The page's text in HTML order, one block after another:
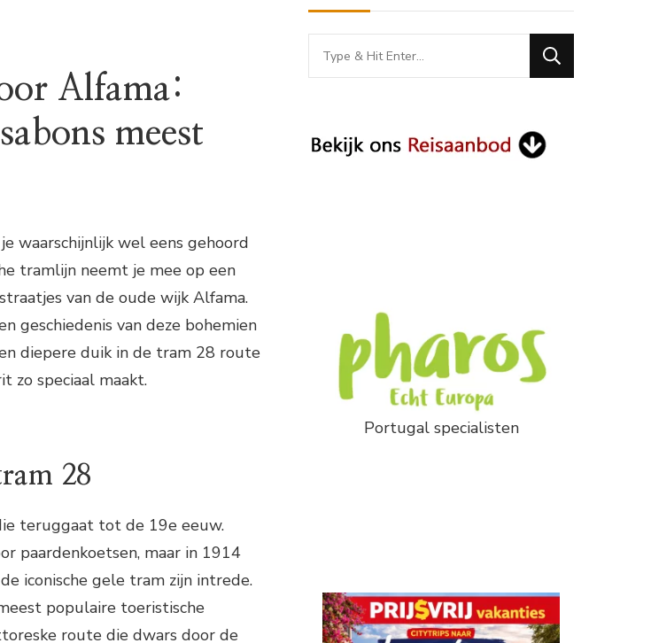
Alfama:
meest
waarschijnlijk wel eens gehoord
tramlijn neemt je mee op een
van de oude wijk Alfama.
geschiedenis van deze bohemien
diepere duik in de tram 28 route
zo speciaal maakt.
28
teruggaat tot de 19e eeuw.
paardenkoetsen, maar in 1914
iconische gele tram zijn intrede.
populaire toeristische
route die dwars door de
Looking
for
Portugal specialisten